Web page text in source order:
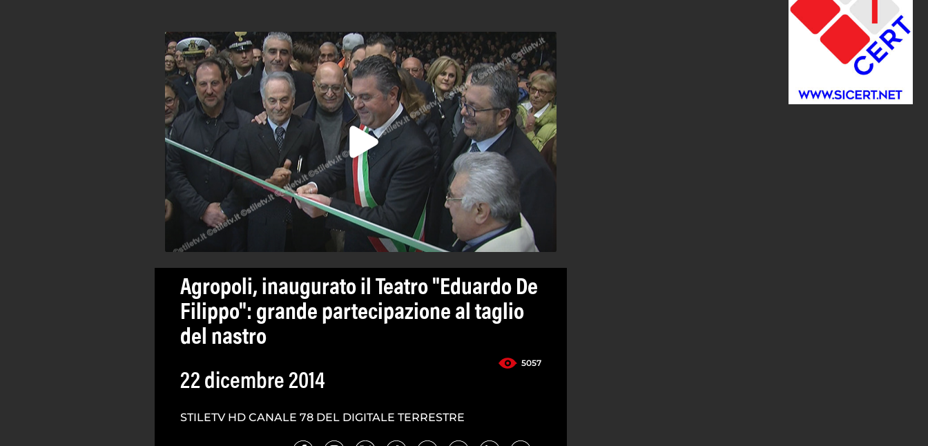
Agropoli, inaugurato il Teatro "Eduardo De
Filippo": grande partecipazione al taglio
del nastro
5057
22 dicembre 2014
STILETV HD CANALE 78 DEL DIGITALE TERRESTRE